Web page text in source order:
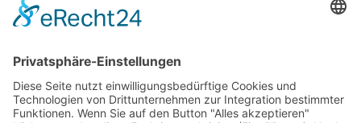
Kontakt
info@prechter-renner.de
Siemensstr. 2
D-71299 Wimsheim